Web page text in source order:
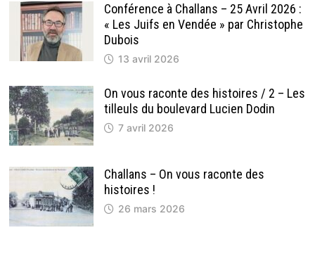
Conférence à Challans – 25 Avril 2026 :
« Les Juifs en Vendée » par Christophe
Dubois
13 avril 2026
On vous raconte des histoires / 2 – Les
tilleuls du boulevard Lucien Dodin
7 avril 2026
Challans – On vous raconte des
histoires !
26 mars 2026